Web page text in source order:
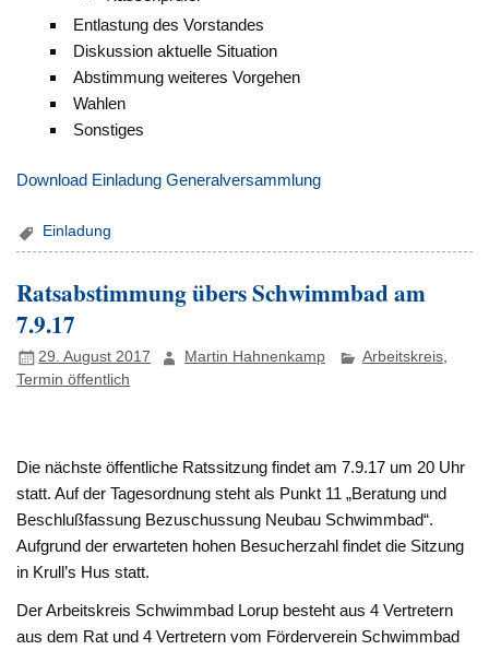
Entlastung des Vorstandes
Diskussion aktuelle Situation
Abstimmung weiteres Vorgehen
Wahlen
Sonstiges
Download Einladung Generalversammlung
Einladung
Ratsabstimmung übers Schwimmbad am
7.9.17
29. August 2017 Martin Hahnenkamp Arbeitskreis,
Termin öffentlich
Die nächste öffentliche Ratssitzung findet am 7.9.17 um 20 Uhr
statt. Auf der Tagesordnung steht als Punkt 11 „Beratung und
Beschlußfassung Bezuschussung Neubau Schwimmbad“.
Aufgrund der erwarteten hohen Besucherzahl findet die Sitzung
in Krull’s Hus statt.
Der Arbeitskreis Schwimmbad Lorup besteht aus 4 Vertretern
aus dem Rat und 4 Vertretern vom Förderverein Schwimmbad